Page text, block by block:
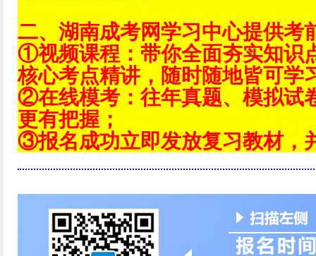
二、湖南成考网学习中心提供考
①视频课程：带你全面夯实知识
核心考点精讲，随时随地皆可学
②在线模考：往年真题、模拟试
更有把握；
③报名成功立即发放复习教材，